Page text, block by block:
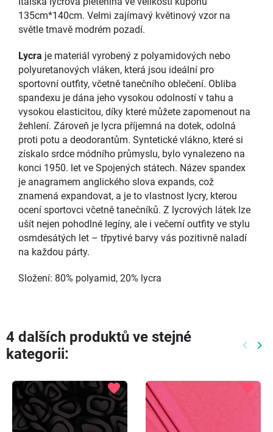
135cm*140cm. Velmi zajímavý květinový vzor na
světle tmavě modrém pozadí.
Lycra je materiál vyrobený z polyamidových nebo
polyuretanových vláken, která jsou ideální pro
sportovní outfity, včetně tanečního oblečení. Obliba
spandexu je dána jeho vysokou odolností v tahu a
vysokou elasticitou, díky které můžete zapomenout na
žehlení. Zároveň je lycra příjemná na dotek, odolná
proti potu a deodorantům. Syntetické vlákno, které si
získalo srdce módního průmyslu, bylo vynalezeno na
konci 1950. let ve Spojených státech. Název spandex
je anagramem anglického slova expands, což
znamená expandovat, a je to vlastnost lycry, kterou
ocení sportovci včetně tanečníků. Z lycrových látek lze
ušít nejen pohodlné legíny, ale i večerní outfity ve stylu
osmdesátých let – třpytivé barvy vás pozitivně naladí
na každou párty.
Složení: 80% polyamid, 20% lycra
4 dalších produktů ve stejné
kategorii:
keyboard_arrow_left keyboard_arrow_right
favorite favorite